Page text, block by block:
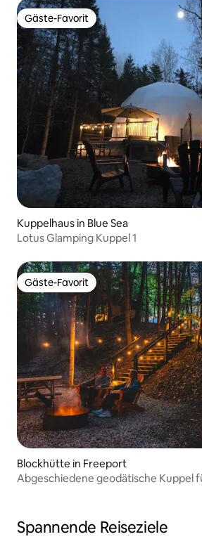
Gäste-Favorit
Gäste-Favorit
Kuppelhaus in Blue Sea
Lotus Glamping Kuppel 1
Gäste-Favorit
Gäste-Favorit
Blockhütte in Freeport
Abgeschiedene geodätische Kuppel
Spannende Reiseziele